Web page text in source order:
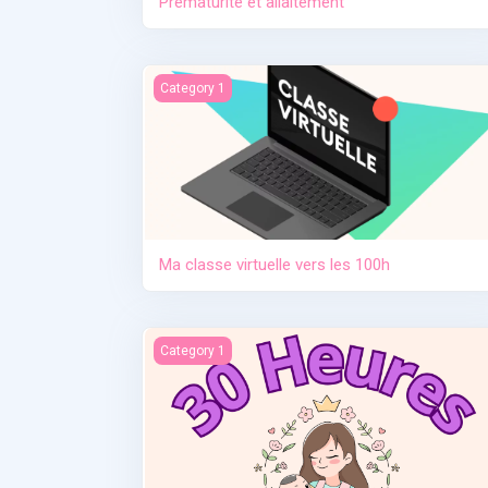
Ma classe virtuelle vers les 100h
Category 1
Ma classe virtuelle vers les 100h
Contraception. Allaitement en situation de crise
Category 1